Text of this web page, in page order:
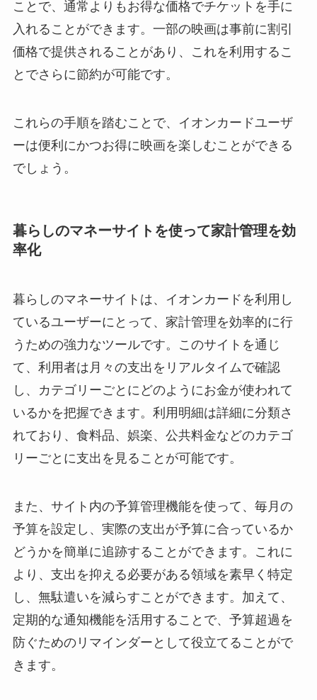
ことで、通常よりもお得な価格でチケットを手に
入れることができます。一部の映画は事前に割引
価格で提供されることがあり、これを利用するこ
とでさらに節約が可能です。
これらの手順を踏むことで、イオンカードユーザ
ーは便利にかつお得に映画を楽しむことができる
でしょう。
暮らしのマネーサイトを使って家計管理を効
率化
暮らしのマネーサイトは、イオンカードを利用し
ているユーザーにとって、家計管理を効率的に行
うための強力なツールです。このサイトを通じ
て、利用者は月々の支出をリアルタイムで確認
し、カテゴリーごとにどのようにお金が使われて
いるかを把握できます。利用明細は詳細に分類さ
れており、食料品、娯楽、公共料金などのカテゴ
リーごとに支出を見ることが可能です。
また、サイト内の予算管理機能を使って、毎月の
予算を設定し、実際の支出が予算に合っているか
どうかを簡単に追跡することができます。これに
より、支出を抑える必要がある領域を素早く特定
し、無駄遣いを減らすことができます。加えて、
定期的な通知機能を活用することで、予算超過を
防ぐためのリマインダーとして役立てることがで
きます​。